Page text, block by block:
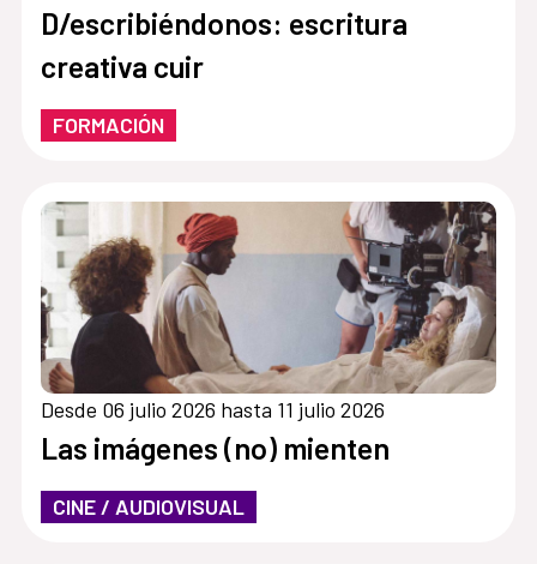
D/escribiéndonos: escritura
creativa cuir
FORMACIÓN
Desde 06 julio 2026 hasta 11 julio 2026
Las imágenes (no) mienten
CINE / AUDIOVISUAL